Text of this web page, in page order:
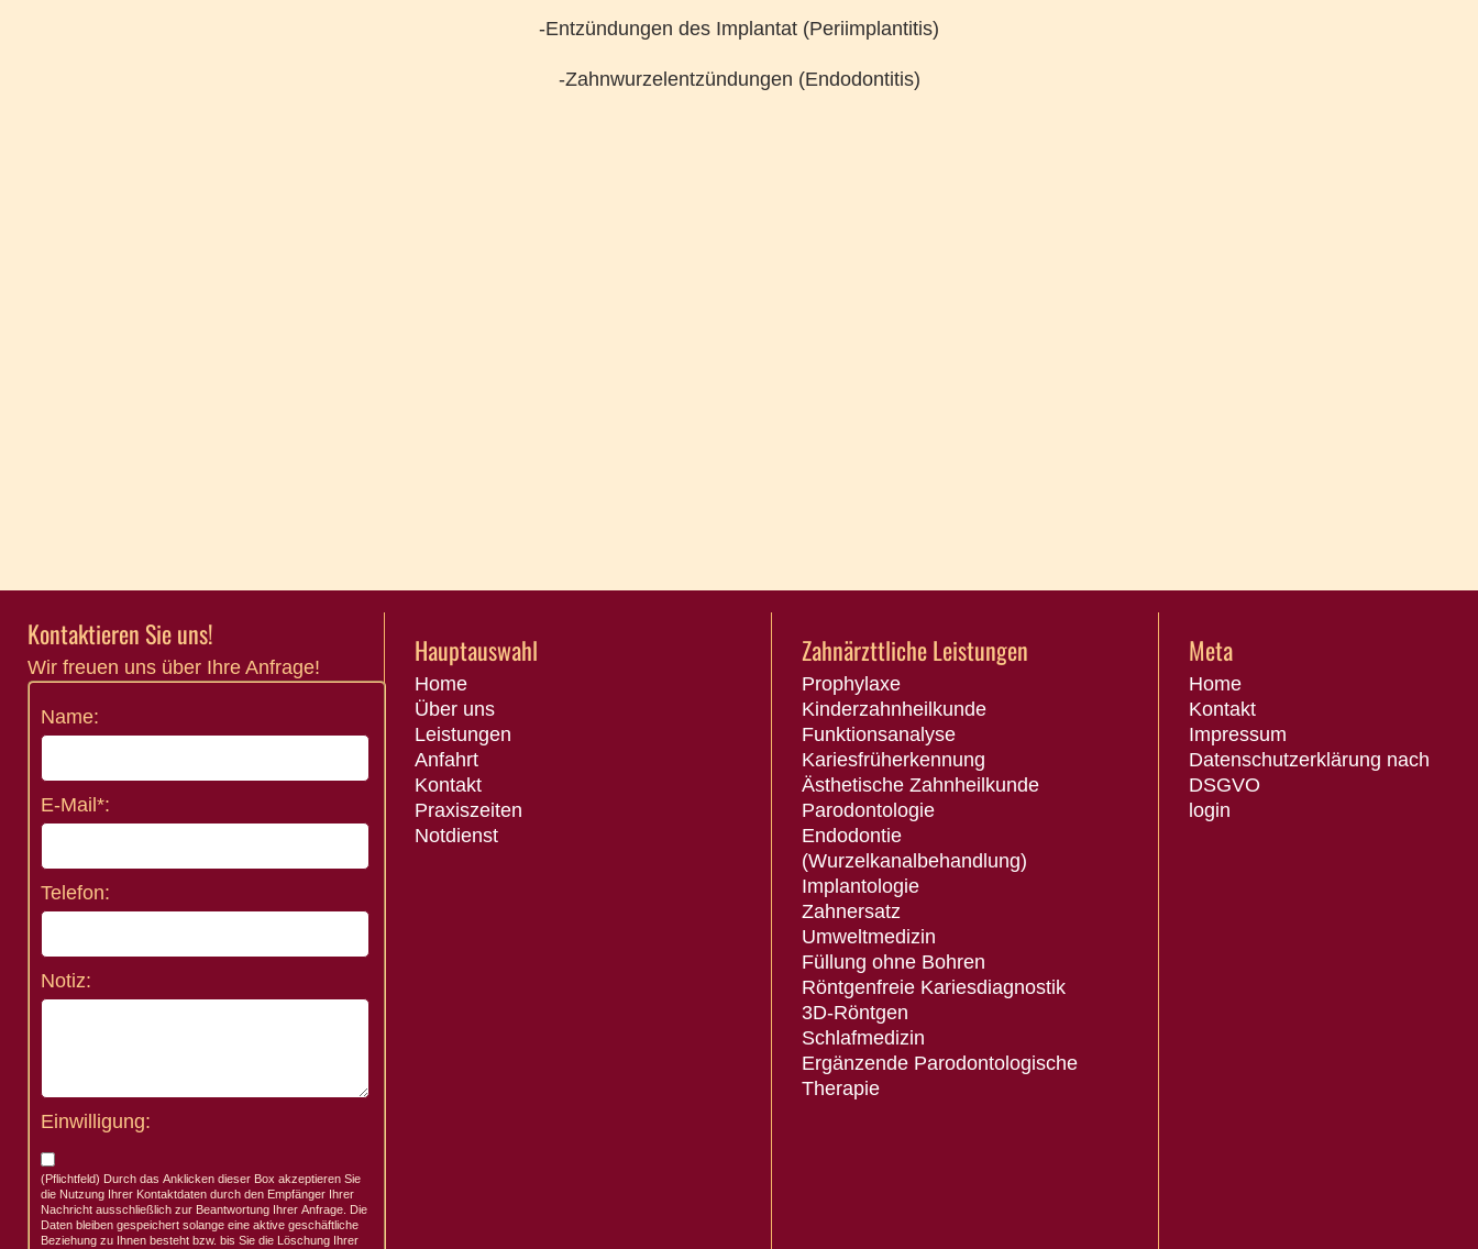
-Entzündungen des Implantat (Periimplantitis)
-Zahnwurzelentzündungen (Endodontitis)
Kontaktieren Sie uns!
Wir freuen uns über Ihre Anfrage!
Name:
E-Mail*:
Telefon:
Notiz:
Einwilligung:
(Pflichtfeld) Durch das Anklicken dieser Box akzeptieren Sie
die Nutzung Ihrer Kontaktdaten durch den Empfänger Ihrer
Nachricht ausschließlich zur Beantwortung Ihrer Anfrage. Die
Daten bleiben gespeichert solange eine aktive geschäftliche
Beziehung zu Ihnen besteht bzw. bis Sie die Löschung Ihrer
Hauptauswahl
Home
Über uns
Leistungen
Anfahrt
Kontakt
Praxiszeiten
Notdienst
Zahnärzttliche Leistungen
Prophylaxe
Kinderzahnheilkunde
Funktionsanalyse
Kariesfrüherkennung
Ästhetische Zahnheilkunde
Parodontologie
Endodontie
(Wurzelkanalbehandlung)
Implantologie
Zahnersatz
Umweltmedizin
Füllung ohne Bohren
Röntgenfreie Kariesdiagnostik
3D-Röntgen
Schlafmedizin
Ergänzende Parodontologische
Therapie
Meta
Home
Kontakt
Impressum
Datenschutzerklärung nach
DSGVO
login